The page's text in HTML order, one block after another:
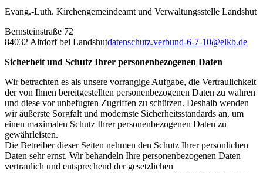
Evang.-Luth. Kirchengemeindeamt und Verwaltungsstelle Landshut
Bernsteinstraße 72
84032 Altdorf bei Landshutdatenschutz.verbund-6-7-10@elkb.de
Sicherheit und Schutz Ihrer personenbezogenen Daten
Wir betrachten es als unsere vorrangige Aufgabe, die Vertraulichkeit
der von Ihnen bereitgestellten personenbezogenen Daten zu wahren
und diese vor unbefugten Zugriffen zu schützen. Deshalb wenden
wir äußerste Sorgfalt und modernste Sicherheitsstandards an, um
einen maximalen Schutz Ihrer personenbezogenen Daten zu
gewährleisten.
Die Betreiber dieser Seiten nehmen den Schutz Ihrer persönlichen
Daten sehr ernst. Wir behandeln Ihre personenbezogenen Daten
vertraulich und entsprechend der gesetzlichen